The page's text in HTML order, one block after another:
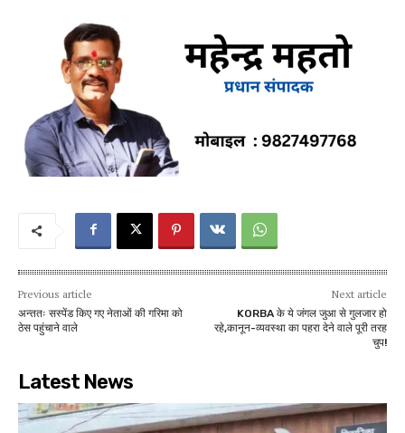
Previous article
अन्ततः सस्पेंड किए गए नेताओं की गरिमा को
ठेस पहुंचाने वाले
Next article
KORBA के ये जंगल जुआ से गुलजार हो
रहे,कानून-व्यवस्था का पहरा देने वाले पूरी तरह
चुप!
Latest News